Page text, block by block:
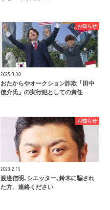
お知らせ
2025.3.30
おたからやオークション詐欺「田中
僚介氏」の実行犯としての責任
お知らせ
2023.2.15
渡邉信明､シエッター､鈴木に騙され
た方、連絡ください